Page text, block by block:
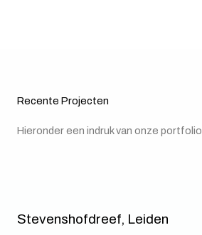
Recente Projecten
Hieronder een indruk van onze portfolio.
Stevenshofdreef, Leiden